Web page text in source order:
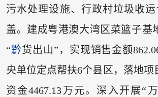
污水处理设施、行政村垃圾收
盖。建成粤港澳大湾区菜篮子基
“黔货出山”，实现销售金额
央单位定点帮扶6个县区，落地项
资金4467.13万元。深入开展“